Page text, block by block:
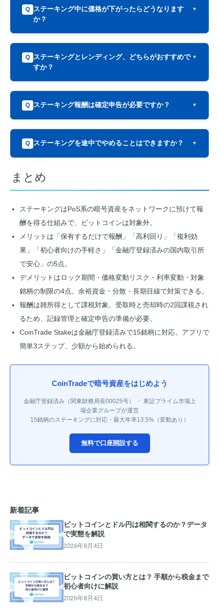
Q ステーキング中に価格が下がったらどうなります
か？
Q ステーキングとレンディング、どちらがおすすめで
すか？
Q ステーキング報酬は確定申告が必要ですか？
Q ステーキングを途中でやめることはできますか？
まとめ
ステーキングはPoS系の暗号資産をネットワークに預けて報
酬を得る仕組みで、ビットコインは対象外。
メリットは「保有するだけで報酬」「高利回り」「複利効
果」「初心者向けの手軽さ」「金融庁登録済みの国内取引所
で安心」の5点。
デメリットはロック期間・価格変動リスク・利率変動・対象
銘柄の制限の4点。余裕資金・分散・長期目線で対策できる。
報酬は雑所得として課税対象。受取時と売却時の2回課税され
るため、記録管理と確定申告の準備が必要。
CoinTrade Stakeは金融庁登録済みで15銘柄に対応。アプリで
簡単3ステップ、少額から始められる。
CoinTradeで暗号資産をはじめよう
金融庁登録済み（関東財務局長00025号） ・ 東証プライム市場上
場企業グループが運営
15銘柄のステーキングに対応・最大年率13.5%（変動あり）
無料で口座開設する
新着記事
ビットコインとドル円は相関するのか？データ
で実態を解説
2026年8月4日
ビットコインの買い方とは？ 手順から税金まで
初心者向けに解説
2026年8月4日